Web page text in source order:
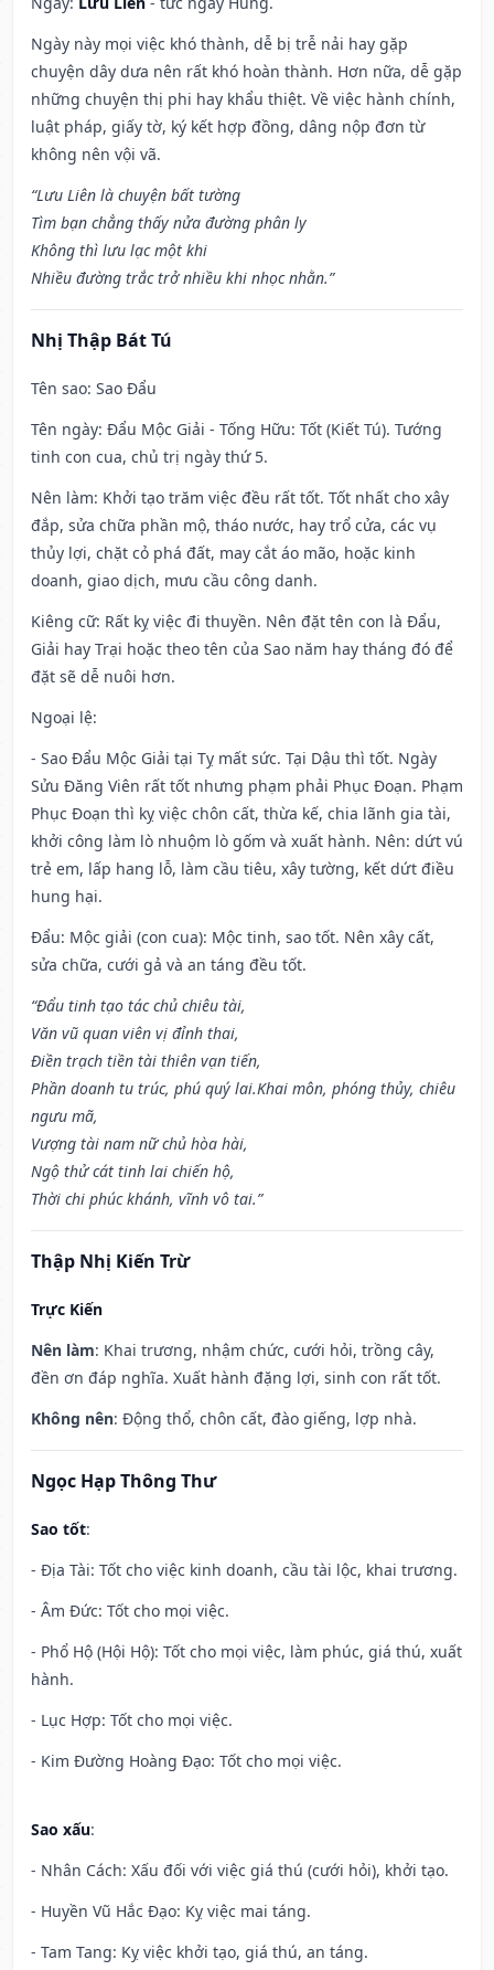
Ngày này mọi việc khó thành, dễ bị trễ nải hay gặp
chuyện dây dưa nên rất khó hoàn thành. Hơn nữa, dễ gặp
những chuyện thị phi hay khẩu thiệt. Về việc hành chính,
luật pháp, giấy tờ, ký kết hợp đồng, dâng nộp đơn từ
không nên vội vã.
“Lưu Liên là chuyện bất tường
Tìm bạn chẳng thấy nửa đường phân ly
Không thì lưu lạc một khi
Nhiều đường trắc trở nhiều khi nhọc nhằn.”
Nhị Thập Bát Tú
Tên sao: Sao Đẩu
Tên ngày: Đẩu Mộc Giải - Tống Hữu: Tốt (Kiết Tú). Tướng
tinh con cua, chủ trị ngày thứ 5.
Nên làm: Khởi tạo trăm việc đều rất tốt. Tốt nhất cho xây
đắp, sửa chữa phần mộ, tháo nước, hay trổ cửa, các vụ
thủy lợi, chặt cỏ phá đất, may cắt áo mão, hoặc kinh
doanh, giao dịch, mưu cầu công danh.
Kiêng cữ: Rất kỵ việc đi thuyền. Nên đặt tên con là Đẩu,
Giải hay Trại hoặc theo tên của Sao năm hay tháng đó để
đặt sẽ dễ nuôi hơn.
Ngoại lệ:
- Sao Đẩu Mộc Giải tại Tỵ mất sức. Tại Dậu thì tốt. Ngày
Sửu Đăng Viên rất tốt nhưng phạm phải Phục Đoạn. Phạm
Phục Đoạn thì kỵ việc chôn cất, thừa kế, chia lãnh gia tài,
khởi công làm lò nhuộm lò gốm và xuất hành. Nên: dứt vú
trẻ em, lấp hang lỗ, làm cầu tiêu, xây tường, kết dứt điều
hung hại.
Đẩu: Mộc giải (con cua): Mộc tinh, sao tốt. Nên xây cất,
sửa chữa, cưới gả và an táng đều tốt.
“Đẩu tinh tạo tác chủ chiêu tài,
Văn vũ quan viên vị đỉnh thai,
Điền trạch tiền tài thiên vạn tiến,
Phần doanh tu trúc, phú quý lai.Khai môn, phóng thủy, chiêu
ngưu mã,
Vượng tài nam nữ chủ hòa hài,
Ngộ thử cát tinh lai chiến hộ,
Thời chi phúc khánh, vĩnh vô tai.”
Thập Nhị Kiến Trừ
Trực Kiến
Nên làm: Khai trương, nhậm chức, cưới hỏi, trồng cây,
đền ơn đáp nghĩa. Xuất hành đặng lợi, sinh con rất tốt.
Không nên: Động thổ, chôn cất, đào giếng, lợp nhà.
Ngọc Hạp Thông Thư
Sao tốt:
- Địa Tài: Tốt cho việc kinh doanh, cầu tài lộc, khai trương.
- Âm Đức: Tốt cho mọi việc.
- Phổ Hộ (Hội Hộ): Tốt cho mọi việc, làm phúc, giá thú, xuất
hành.
- Lục Hợp: Tốt cho mọi việc.
- Kim Đường Hoàng Đạo: Tốt cho mọi việc.
Sao xấu:
- Nhân Cách: Xấu đối với việc giá thú (cưới hỏi), khởi tạo.
- Huyền Vũ Hắc Đạo: Kỵ việc mai táng.
- Tam Tang: Kỵ việc khởi tạo, giá thú, an táng.